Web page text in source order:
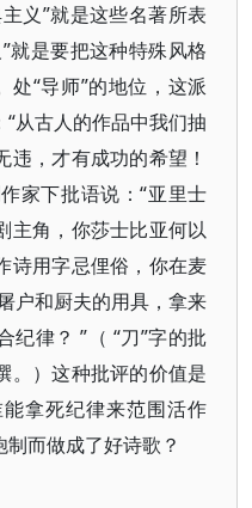
义”就是这些名著所表
就是要把这种特殊风格
处“导师”的地位，这派
从古人的作品中我们抽
，才有成功的希望！
家下批语说：“亚里士
主角，你莎士比亚何以
诗用字忌俚俗，你在麦
户和厨夫的用具，拿来
纪律？ ”（ “刀”字的批
。）这种批评的价值是
拿死纪律来范围活作
而做成了好诗歌？